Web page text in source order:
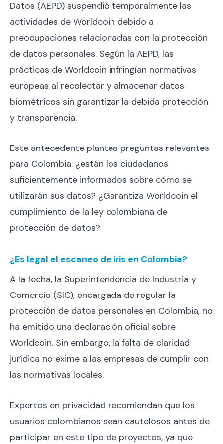
Datos (AEPD) suspendió temporalmente las
actividades de Worldcoin debido a
preocupaciones relacionadas con la protección
de datos personales. Según la AEPD, las
prácticas de Worldcoin infringían normativas
europeas al recolectar y almacenar datos
biométricos sin garantizar la debida protección
y transparencia.
Este antecedente plantea preguntas relevantes
para Colombia: ¿están los ciudadanos
suficientemente informados sobre cómo se
utilizarán sus datos? ¿Garantiza Worldcoin el
cumplimiento de la ley colombiana de
protección de datos?
¿Es legal el escaneo de iris en Colombia?
A la fecha, la Superintendencia de Industria y
Comercio (SIC), encargada de regular la
protección de datos personales en Colombia, no
ha emitido una declaración oficial sobre
Worldcoin. Sin embargo, la falta de claridad
jurídica no exime a las empresas de cumplir con
las normativas locales.
Expertos en privacidad recomiendan que los
usuarios colombianos sean cautelosos antes de
participar en este tipo de proyectos, ya que